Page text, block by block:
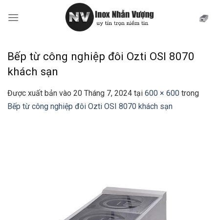
qua
Bếp từ công nghiệp đôi Ozti OSI 8070
khách sạn
Được xuất bản vào 20 Tháng 7, 2024 tại 600 × 600 trong
Bếp từ công nghiệp đôi Ozti OSI 8070 khách sạn